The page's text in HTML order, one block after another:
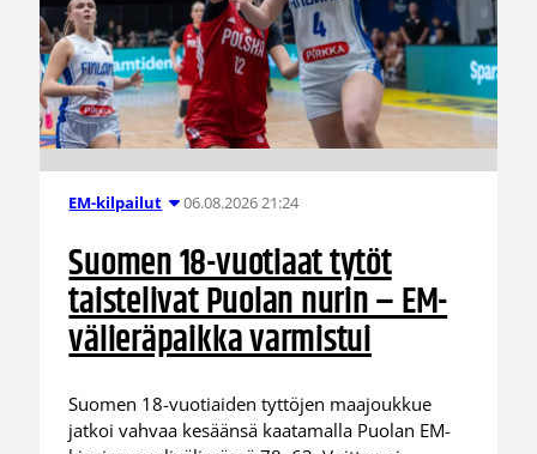
EM-kilpailut 06.08.2026 21:24
Suomen 18-vuotiaat tytöt
taistelivat Puolan nurin – EM-
välieräpaikka varmistui
Suomen 18-vuotiaiden tyttöjen maajoukkue
jatkoi vahvaa kesäänsä kaatamalla Puolan EM-